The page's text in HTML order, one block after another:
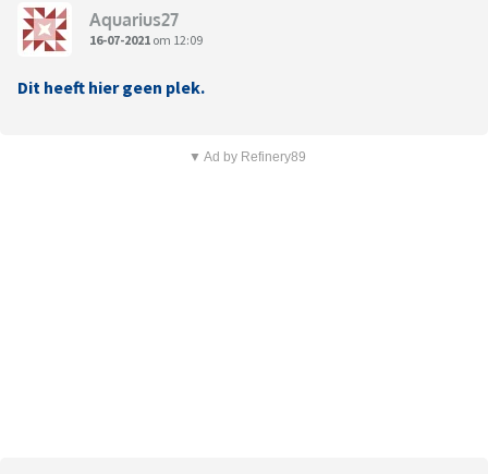
Aquarius27
16-07-2021 om 12:09
Dit heeft hier geen plek.
▼ Ad by Refinery89